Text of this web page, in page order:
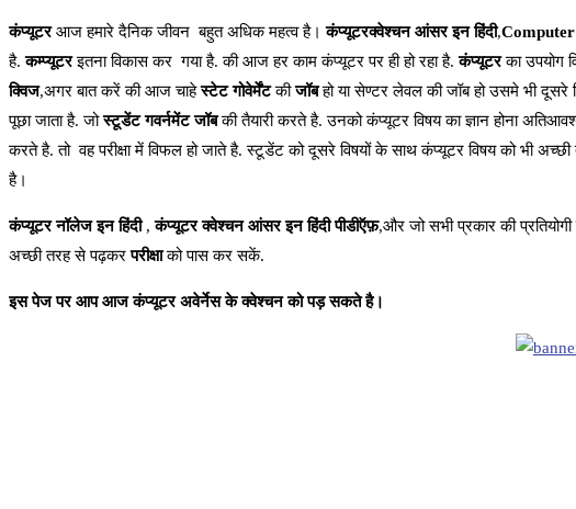
कंप्यूटरआज हमारे दैनिक जीवन बहुत अधिक महत्व है। कंप्यूटरक्वेश्चन आंसर इन हिंदी,
है.कम्प्यूटरइतना विकास कर गया है. की आज हर काम कंप्यूटर पर ही हो रहा है.कंप्यूटरका उपयोग
क्विज,अगर बात करें की आज चाहेस्टेट गोवेर्मेंटकीजॉबहो या सेण्टर लेवल की जॉब हो उसमे भी दूसरे
पूछा जाता है. जोस्टूडेंट गवर्नमेंट जॉबकी तैयारी करते है. उनको कंप्यूटर विषय का ज्ञान होना
करते है. तो वह परीक्षा में विफल हो जाते है. स्टूडेंट को दूसरे विषयों के साथ कंप्यूटर विषय को भी
है।
कंप्यूटरनॉलेजइनहिंदी,कंप्यूटरक्वेश्चनआंसरइनहिंदीपीडीऍफ़,और जो सभी प्रकार की प्रतियोगी
अच्छी तरह से पढ़करपरीक्षाको पास कर सकें.
इस पेज पर आप आज कंप्यूटर अवेर्नेस के क्वेश्चन को पड़ सकते है।